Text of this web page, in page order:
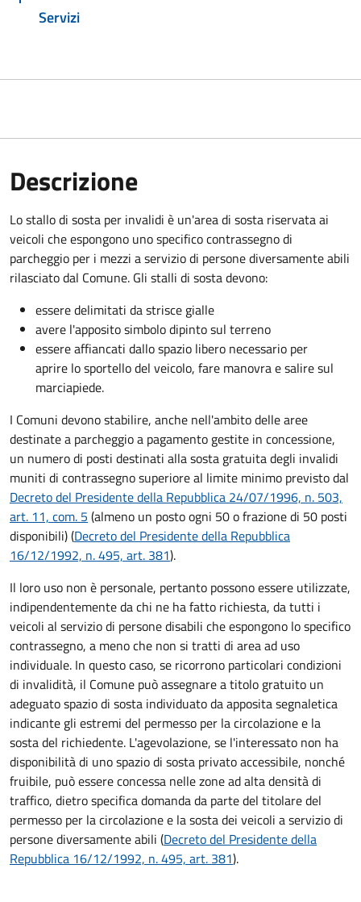
Servizi
Descrizione
Lo stallo di sosta per invalidi è un'area di sosta riservata ai
veicoli che espongono uno specifico contrassegno di
parcheggio per i mezzi a servizio di persone diversamente abili
rilasciato dal Comune. Gli stalli di sosta devono:
essere delimitati da strisce gialle
avere l'apposito simbolo dipinto sul terreno
essere affiancati dallo spazio libero necessario per
aprire lo sportello del veicolo, fare manovra e salire sul
marciapiede.
I Comuni devono stabilire, anche nell'ambito delle aree
destinate a parcheggio a pagamento gestite in concessione,
un numero di posti destinati alla sosta gratuita degli invalidi
muniti di contrassegno superiore al limite minimo previsto dal
Decreto del Presidente della Repubblica 24/07/1996, n. 503,
art. 11, com. 5 (almeno un posto ogni 50 o frazione di 50 posti
disponibili) (Decreto del Presidente della Repubblica
16/12/1992, n. 495, art. 381).
Il loro uso non è personale, pertanto possono essere utilizzate,
indipendentemente da chi ne ha fatto richiesta, da tutti i
veicoli al servizio di persone disabili che espongono lo specifico
contrassegno, a meno che non si tratti di area ad uso
individuale. In questo caso, se ricorrono particolari condizioni
di invalidità, il Comune può assegnare a titolo gratuito un
adeguato spazio di sosta individuato da apposita segnaletica
indicante gli estremi del permesso per la circolazione e la
sosta del richiedente. L'agevolazione, se l'interessato non ha
disponibilità di uno spazio di sosta privato accessibile, nonché
fruibile, può essere concessa nelle zone ad alta densità di
traffico, dietro specifica domanda da parte del titolare del
permesso per la circolazione e la sosta dei veicoli a servizio di
persone diversamente abili (Decreto del Presidente della
Repubblica 16/12/1992, n. 495, art. 381).